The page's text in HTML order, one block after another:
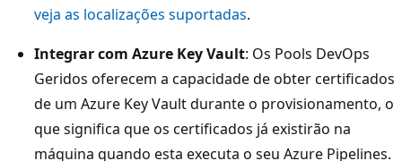
veja as localizações suportadas.
Integrar com Azure Key Vault: Os Pools DevOps
Geridos oferecem a capacidade de obter certificados
de um Azure Key Vault durante o provisionamento, o
que significa que os certificados já existirão na
máquina quando esta executa o seu Azure Pipelines.